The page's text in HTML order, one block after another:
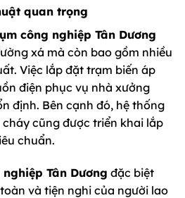
quan trọng
công nghiệp Tân Dương
xá mà còn bao gồm nhiều
Việc lắp đặt trạm biến áp
điện phục vụ nhà xưởng
định. Bên cạnh đó, hệ thống
cũng được triển khai lắp
chuẩn.
nghiệp Tân Dương đặc biệt
và tiện nghi của người lao